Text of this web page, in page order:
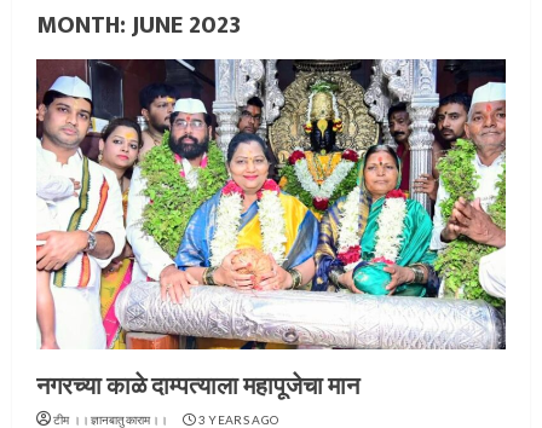
MONTH:JUNE 2023
नगरच्या काळे दाम्पत्याला महापूजेचा मान
टीम ।।ज्ञानबातुकाराम।। 3 YEARS AGO